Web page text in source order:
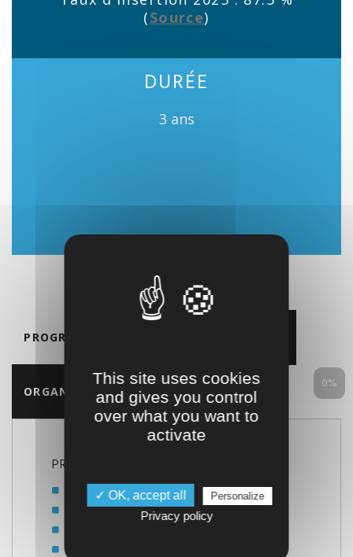
(Source)
DURÉE
3 ans
PROGRAMME
ORGANISATION DATE DE RENTRÉE
PROGRAMME
Mathématiques
Électronique
0%
This site uses cookies
and gives you control
over what you want to
activate
✓ OK, accept all Personalize
Privacy policy